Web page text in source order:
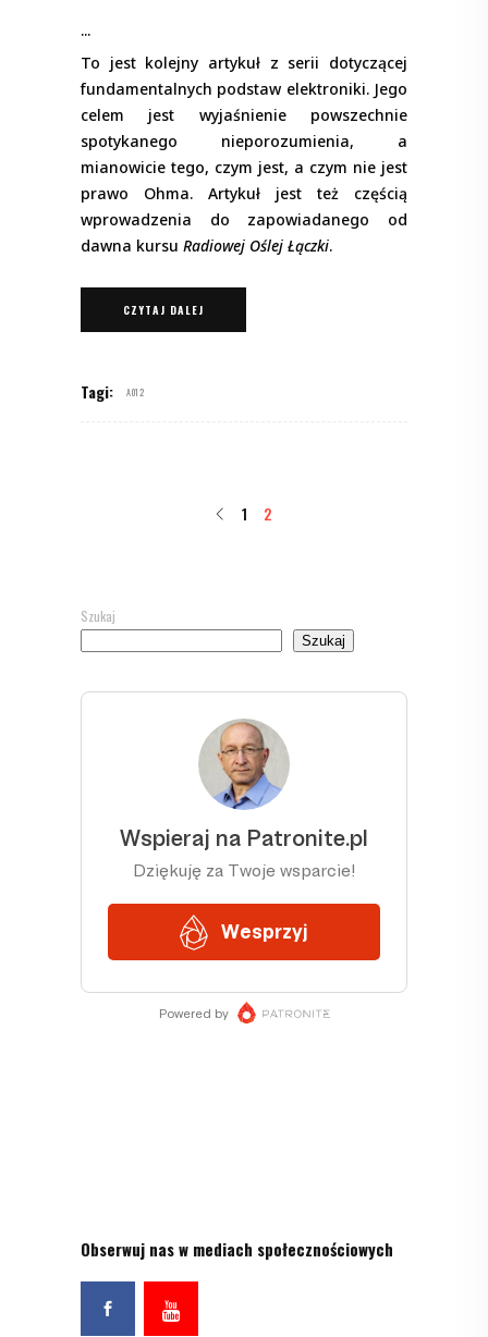
To jest kolejny artykuł z serii dotyczącej
fundamentalnych podstaw elektroniki. Jego
celem jest wyjaśnienie powszechnie
spotykanego nieporozumienia, a
mianowicie tego, czym jest, a czym nie jest
prawo Ohma. Artykuł jest też częścią
wprowadzenia do zapowiadanego od
dawna kursu Radiowej Oślej Łączki.
CZYTAJ DALEJ
Tagi: A012
1 2
Szukaj
Szukaj
Obserwuj nas w mediach społecznościowych